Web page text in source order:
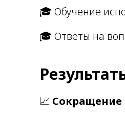
🎓 Обучение
🎓 Ответы на
📈 Сокращение